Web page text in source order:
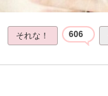
それな！ 606